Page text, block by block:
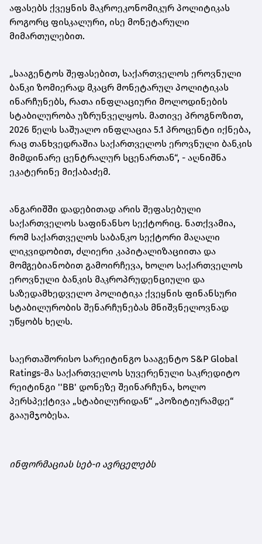
აფასებს ქვეყნის მაკროეკონომიკურ პოლიტიკას
როგორც ფისკალური, ისე მონეტარული
მიმართულებით.
„სააგენტოს შეფასებით, საქართველოს ეროვნული
ბანკი ზომიერად მკაცრ მონეტარულ პოლიტიკას
ინარჩუნებს, რათა ინფლაციური მოლოდინების
სტაბილურობა უზრუნველყოს. მათივე პროგნოზით,
2026 წელს საშუალო ინფლაცია 5.1 პროცენტი იქნება,
რაც თანხვედრაშია საქართველოს ეროვნული ბანკის
მიმდინარე ცენტრალურ სცენართან“, - აღნიშნა
ეკატერინე მიქაბაძემ.
ანგარიშში დადებითად არის შეფასებული
საქართველოს საფინანსო სექტორიც. ნათქვამია,
რომ საქართველოს საბანკო სექტორი მაღალი
ლიკვიდობით, ძლიერი კაპიტალიზაციითა და
მომგებიანობით გამოირჩევა, ხოლო საქართველოს
ეროვნული ბანკის მაკროპრუდენციული და
საზედამხედველო პოლიტიკა ქვეყნის ფინანსური
სტაბილურობის შენარჩუნებას მნიშვნელოვნად
უწყობს ხელს.
საერთაშორისო სარეიტინგო სააგენტო S&P Global
Ratings-მა საქართველოს სუვერენული საკრედიტო
რეიტინგი ''BB' დონეზე შეინარჩუნა, ხოლო
პერსპექტივა „სტაბილურიდან“ „პოზიტიურამდე“
გააუმჯობესა.
ინფორმაციას სებ-ი ავრცელებს